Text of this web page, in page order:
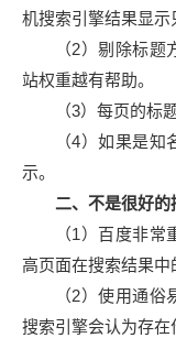
机搜索引擎结果显示
（2）剔除标
站权重越有帮助。
（3）每页的标
（4）如果是
示。
二、不是很好的
（1）百度非
高页面在搜索结果中
（2）使用通
搜索引擎会认为存在